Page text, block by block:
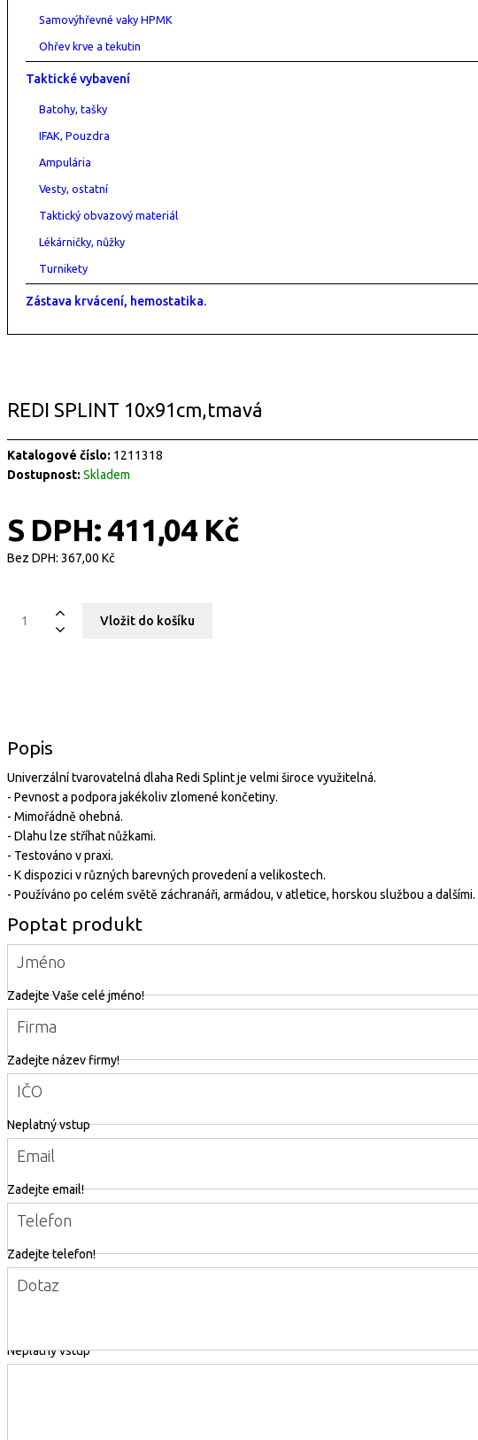
Samovýhřevné vaky HPMK
Ohřev krve a tekutin
Taktické vybavení
Batohy, tašky
IFAK, Pouzdra
Ampulária
Vesty, ostatní
Taktický obvazový materiál
Lékárničky, nůžky
Turnikety
Zástava krvácení, hemostatika.
REDI SPLINT 10x91cm,tmavá
Katalogové číslo: 1211318
Dostupnost: Skladem
S DPH: 411,04 Kč
Bez DPH: 367,00 Kč
Popis
Univerzální tvarovatelná dlaha Redi Splint je velmi široce využitelná.
- Pevnost a podpora jakékoliv zlomené končetiny.
- Mimořádně ohebná.
- Dlahu lze stříhat nůžkami.
- Testováno v praxi.
- K dispozici v různých barevných provedení a velikostech.
- Používáno po celém světě záchranáři, armádou, v atletice, horskou službou a dalšími.
Poptat produkt
Jméno
Zadejte Vaše celé jméno!
Firma
Zadejte název firmy!
IČO
Neplatný vstup
Email
Zadejte email!
Telefon
Zadejte telefon!
Dotaz
Neplatný vstup